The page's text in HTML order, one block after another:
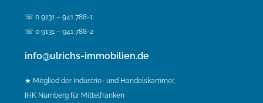
☏ 0 9131 – 941 788-1
☏ 0 9131 – 941 788-2
info@ulrichs-immobilien.de
★ Mitglied der Industrie- und Handelskammer,
IHK Nürnberg für Mittelfranken